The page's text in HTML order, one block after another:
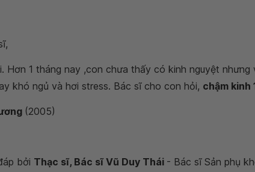
Hơn 1 tháng nay ,con chưa thấy có kinh nguyệt nhưng
khó ngủ và hơi stress. Bác sĩ cho con hỏi, chậm kinh
(2005)
bởi Thạc sĩ, Bác sĩ Vũ Duy Thái - Bác sĩ Sản phụ